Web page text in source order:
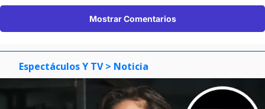
Mostrar Comentarios
Espectáculos Y TV > Noticia